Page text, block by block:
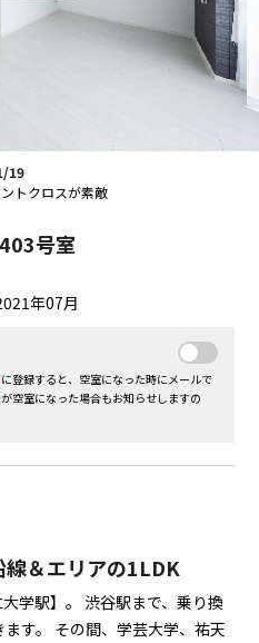
19
ントクロスが素敵
号室
年07月
に登録すると、空室になった時にメールで
空室になった場合もお知らせしますの
＆エリアの1LDK
学駅】。
渋谷駅まで、乗り換
す。
その間、学芸大学、祐天